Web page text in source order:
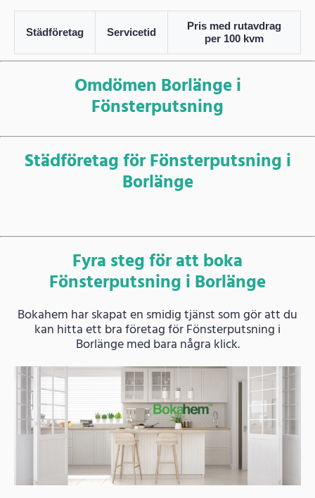
Städföretag Servicetid
Pris med rutavdrag
per 100 kvm
Omdömen Borlänge i
Fönsterputsning
Städföretag för Fönsterputsning i
Borlänge
Fyra steg för att boka
Fönsterputsning i Borlänge
Bokahem har skapat en smidig tjänst som gör att du
kan hitta ett bra företag för Fönsterputsning i
Borlänge med bara några klick.